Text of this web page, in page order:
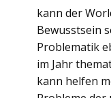
kann der
Bewusstsein
Problematik
im Jahr
kann helfen